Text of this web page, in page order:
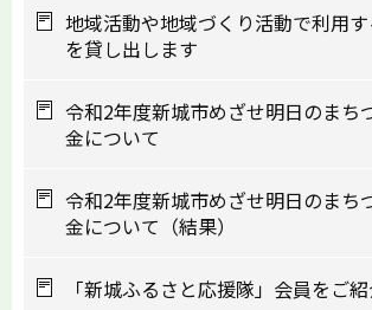
地域活動や地域づくり活動で利用
を貸し出します
令和2年度新城市めざせ明日のまち
金について
令和2年度新城市めざせ明日のまち
金について（結果）
「新城ふるさと応援隊」会員をご